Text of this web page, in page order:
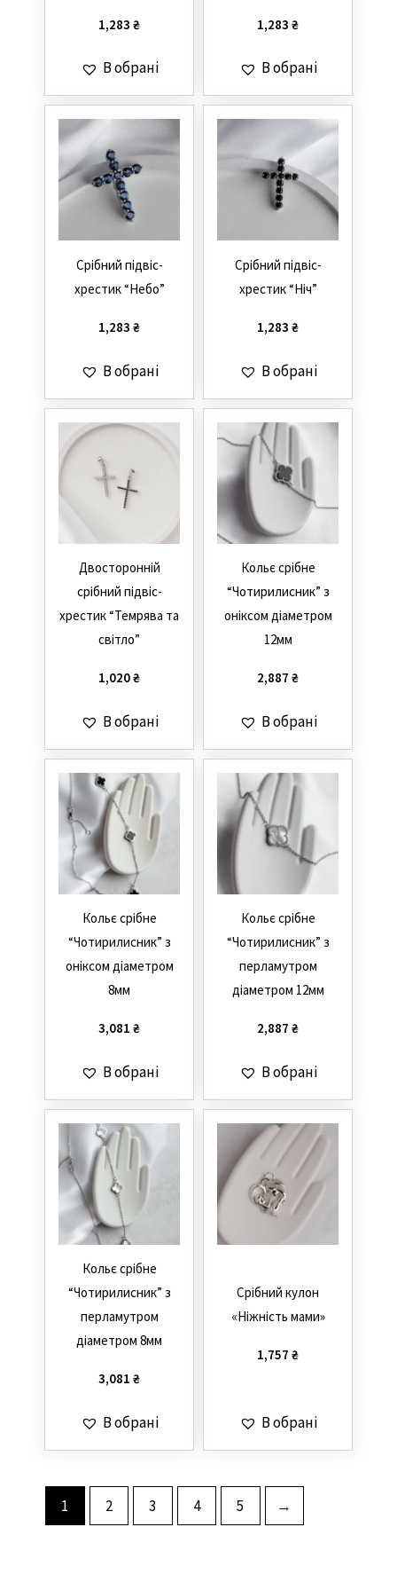
1,283 ₴
В обрані
1,283 ₴
В обрані
Cрібний підвіс-
хрестик “Небо”
1,283 ₴
В обрані
Cрібний підвіс-
хрестик “Ніч”
1,283 ₴
В обрані
Двосторонній
срібний підвіс-
хрестик “Темрява та
світло”
1,020₴
В обрані
Кольє срібне
“Чотирилисник” з
оніксом діаметром
12мм
2,887 ₴
В обрані
Кольє срібне
“Чотирилисник” з
оніксом діаметром
8мм
3,081 ₴
В обрані
Кольє срібне
“Чотирилисник” з
перламутром
діаметром 12мм
2,887 ₴
В обрані
Кольє срібне
“Чотирилисник” з
перламутром
діаметром 8мм
3,081 ₴
В обрані
Срібний кулон
«Ніжність мами»
1,757 ₴
В обрані
1 2 3 4 5 →